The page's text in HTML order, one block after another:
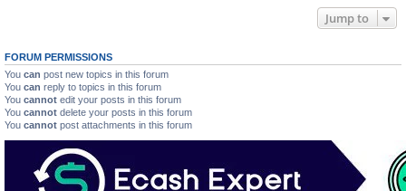
Jump to
FORUM PERMISSIONS
You can post new topics in this forum
You can reply to topics in this forum
You cannot edit your posts in this forum
You cannot delete your posts in this forum
You cannot post attachments in this forum